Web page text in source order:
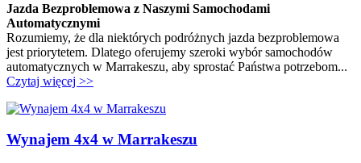
Jazda Bezproblemowa z Naszymi Samochodami
Automatycznymi
Rozumiemy, że dla niektórych podróżnych jazda bezproblemowa
jest priorytetem. Dlatego oferujemy szeroki wybór samochodów
automatycznych w Marrakeszu, aby sprostać Państwa potrzebom...
Czytaj więcej >>
Wynajem 4x4 w Marrakeszu